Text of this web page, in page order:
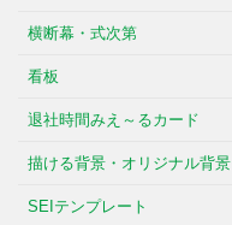
横断幕・式次第
看板
退社時間みえ～るカード
描ける背景・オリジナル背景
SEIテンプレート